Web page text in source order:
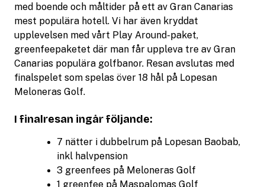
med boende och måltider på ett av Gran Canarias
mest populära hotell. Vi har även kryddat
upplevelsen med vårt Play Around-paket,
greenfeepaketet där man får uppleva tre av Gran
Canarias populära golfbanor. Resan avslutas med
finalspelet som spelas över 18 hål på Lopesan
Meloneras Golf.
I finalresan ingår följande:
7 nätter i dubbelrum på Lopesan Baobab,
inkl halvpension
3 greenfees på Meloneras Golf
1 greenfee på Maspalomas Golf